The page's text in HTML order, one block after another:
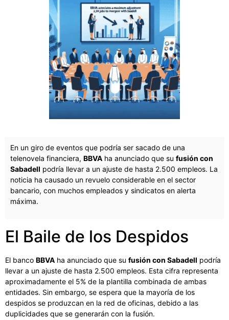
En un giro de eventos que podría ser sacado de una
telenovela financiera, BBVA ha anunciado que su fusión con
Sabadell podría llevar a un ajuste de hasta 2.500 empleos. La
noticia ha causado un revuelo considerable en el sector
bancario, con muchos empleados y sindicatos en alerta
máxima.
El Baile de los Despidos
El banco BBVA ha anunciado que su fusión con Sabadell podría
llevar a un ajuste de hasta 2.500 empleos. Esta cifra representa
aproximadamente el 5% de la plantilla combinada de ambas
entidades. Sin embargo, se espera que la mayoría de los
despidos se produzcan en la red de oficinas, debido a las
duplicidades que se generarán con la fusión.